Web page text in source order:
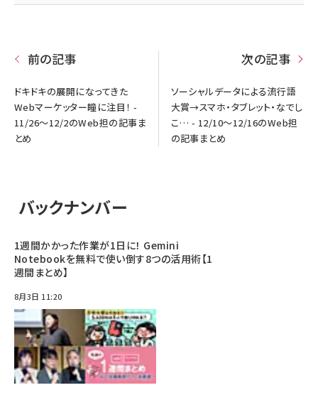
前の記事
ドキドキの展開になってきた
Webマーケッター瞳に注目！ -
11/26～12/2のWeb担の記事ま
とめ
次の記事
ソーシャルデータによる流行語
大賞→スマホ・タブレット・なでし
こ… - 12/10～12/16のWeb担
の記事まとめ
バックナンバー
1週間かかった作業が1日に！ Gemini
Notebookを無料で使い倒す8つの活用術【1
週間まとめ】
8月3日 11:20